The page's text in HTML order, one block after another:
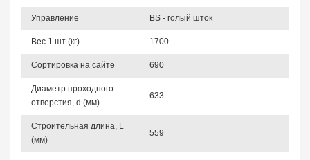
Управление BS - голый шток
Вес 1 шт (кг) 1700
Сортировка на сайте 690
Диаметр проходного
отверстия, d (мм)
633
Строительная длина, L
(мм)
559